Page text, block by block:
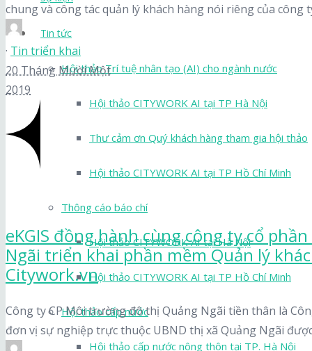
Tin tức
Hội thảo Trí tuệ nhân tạo (AI) cho ngành nước
Hội thảo CITYWORK AI tại TP Hà Nội
Thư cảm ơn Quý khách hàng tham gia hội thảo
Hội thảo CITYWORK AI tại TP Hồ Chí Minh
Thông cáo báo chí
Hội thảo CITYWORK AI tại Hà Nội
Hội thảo CITYWORK AI tại TP Hồ Chí Minh
Hội thảo cấp nước
Hội thảo cấp nước nông thôn tại TP. Hà Nội
chung và công tác quản lý khách hàng nói riêng của công
· Tin triển khai
20 Tháng Mười Một
2019
eKGIS đồng hành cùng công ty cổ
Ngãi triển khai phần mềm Quản lý
Citywork.vn
Công ty CP Môi trường đô thị Quảng Ngãi tiền thân là
đơn vị sự nghiệp trực thuộc UBND thị xã Quảng Ngãi